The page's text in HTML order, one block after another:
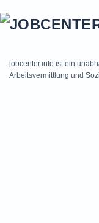
jobcenter.info ist ein
Arbeitsvermittlung und